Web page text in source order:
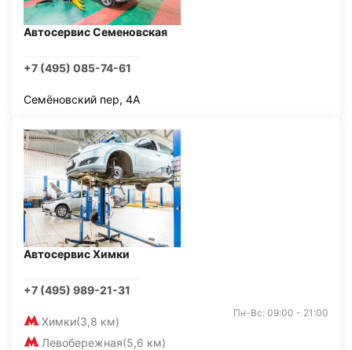
Автосервис Семеновская
+7 (495) 085-74-61
Семёновский пер, 4А
Автосервис Химки
+7 (495) 989-21-31
Химки(3,8 км)
Левобережная(5,6 км)
Пн-Вс: 09:00 - 21:00